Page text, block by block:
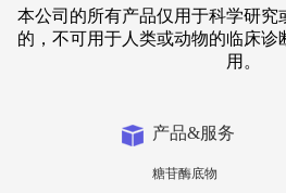
本公司的所有产品仅用于科学研究
的，不可用于人类或动物的临床诊
用。
产品&服务
糖苷酶底物